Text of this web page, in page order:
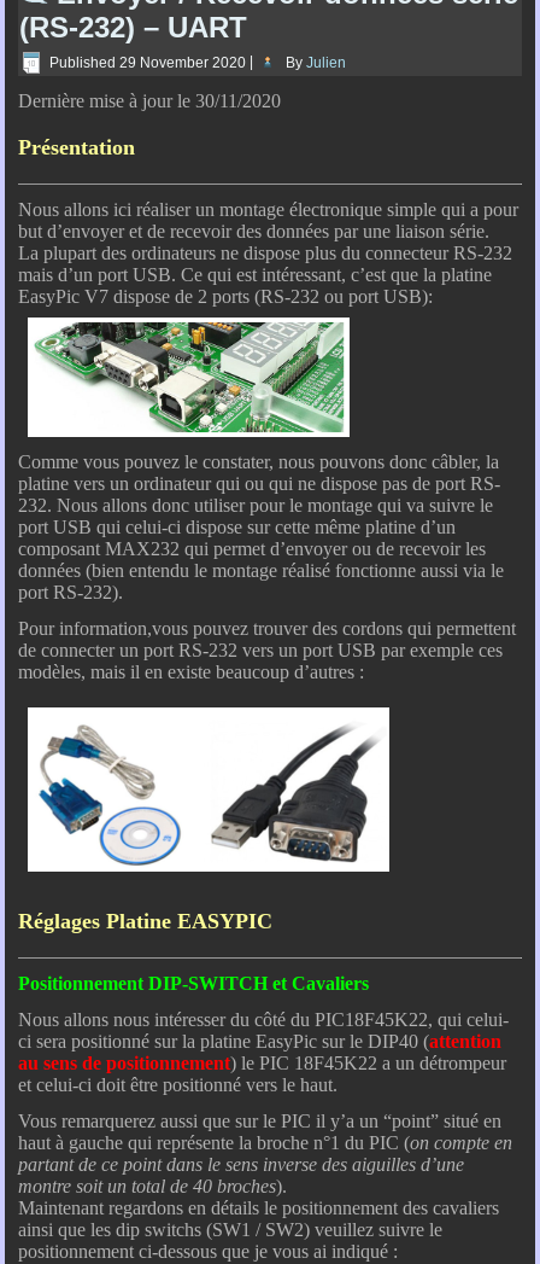
(RS-232) – UART
Published 29 November 2020 By Julien
Dernière mise à jour le 30/11/2020
Présentation
Nous allons ici réaliser un montage électronique simple qui a pour
but d’envoyer et de recevoir des données par une liaison série.
La plupart des ordinateurs ne dispose plus du connecteur RS-232
mais d’un port USB. Ce qui est intéressant, c’est que la platine
EasyPic V7 dispose de 2 ports (RS-232 ou port USB):
Comme vous pouvez le constater, nous pouvons donc câbler, la
platine vers un ordinateur qui ou qui ne dispose pas de port RS-
232. Nous allons donc utiliser pour le montage qui va suivre le
port USB qui celui-ci dispose sur cette même platine d’un
composant MAX232 qui permet d’envoyer ou de recevoir les
données (bien entendu le montage réalisé fonctionne aussi via le
port RS-232).
Pour information,vous pouvez trouver des cordons qui permettent
de connecter un port RS-232 vers un port USB par exemple ces
modèles, mais il en existe beaucoup d’autres :
Réglages Platine EASYPIC
Positionnement DIP-SWITCH et Cavaliers
Nous allons nous intéresser du côté du PIC18F45K22, qui celui-
ci sera positionné sur la platine EasyPic sur le DIP40 (attention
au sens de positionnement) le PIC 18F45K22 a un détrompeur
et celui-ci doit être positionné vers le haut.
Vous remarquerez aussi que sur le PIC il y’a un “point” situé en
haut à gauche qui représente la broche n°1 du PIC (on compte en
partant de ce point dans le sens inverse des aiguilles d’une
montre soit un total de 40 broches).
Maintenant regardons en détails le positionnement des cavaliers
ainsi que les dip switchs (SW1 / SW2) veuillez suivre le
positionnement ci-dessous que je vous ai indiqué :